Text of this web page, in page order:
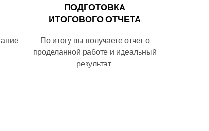
ПОДГОТОВКА
ИТОГОВОГО ОТЧЕТА
По итогу вы получаете отчет о
проделанной работе и идеальный
результат.